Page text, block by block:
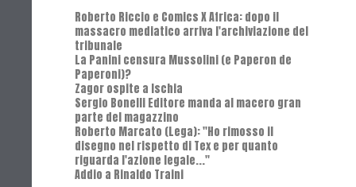
Roberto Riccio e Comics X Africa: dopo il
massacro mediatico arriva l'archiviazione del
tribunale
La Panini censura Mussolini (e Paperon de
Paperoni)?
Zagor ospite a Ischia
Sergio Bonelli Editore manda al macero gran
parte del magazzino
Roberto Marcato (Lega): "Ho rimosso il
disegno nel rispetto di Tex e per quanto
riguarda l'azione legale..."
Addio a Rinaldo Traini